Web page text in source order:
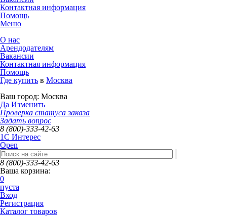
Контактная информация
Помощь
Меню
О нас
Арендодателям
Вакансии
Контактная информация
Помощь
Где купить в Москва
Ваш город: Москва
Да Изменить
Проверка статуса заказа
Задать вопрос
8 (800)-333-42-63
1C Интерес
Open
8 (800)-333-42-63
Ваша корзина:
0
пуста
Вход
Регистрация
Каталог товаров